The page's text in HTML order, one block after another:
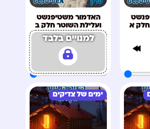
חלק א
האדמור משטיפנשט
ועלילת השוטר חלק ב
למנויים בלבד
ימים של צדיקים